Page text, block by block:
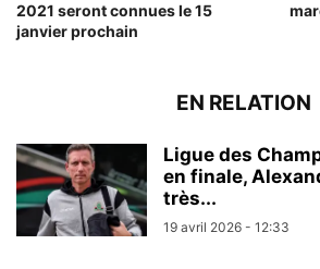
2021 seront connues le 15
janvier prochain
EN RELATION
Ligue des
en finale,
très...
19 avril 2026 - 12:33